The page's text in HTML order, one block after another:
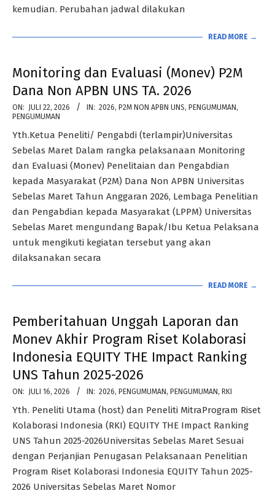
kemudian. Perubahan jadwal dilakukan
READ MORE →
Monitoring dan Evaluasi (Monev) P2M
Dana Non APBN UNS TA. 2026
2026-
07-
22
ON: JULI 22, 2026 IN: 2026, P2M NON APBN UNS, PENGUMUMAN ,
PENGUMUMAN
Yth.Ketua Peneliti/ Pengabdi (terlampir)Universitas
Sebelas Maret Dalam rangka pelaksanaan Monitoring
dan Evaluasi (Monev) Penelitaian dan Pengabdian
kepada Masyarakat (P2M) Dana Non APBN Universitas
Sebelas Maret Tahun Anggaran 2026, Lembaga Penelitian
dan Pengabdian kepada Masyarakat (LPPM) Universitas
Sebelas Maret mengundang Bapak/Ibu Ketua Pelaksana
untuk mengikuti kegiatan tersebut yang akan
dilaksanakan secara
READ MORE →
Pemberitahuan Unggah Laporan dan
Monev Akhir Program Riset Kolaborasi
Indonesia EQUITY THE Impact Ranking
UNS Tahun 2025-2026
2026-
07-
16
ON: JULI 16, 2026 IN: 2026, PENGUMUMAN , PENGUMUMAN , RKI
Yth. Peneliti Utama (host) dan Peneliti MitraProgram Riset
Kolaborasi Indonesia (RKI) EQUITY THE Impact Ranking
UNS Tahun 2025-2026Universitas Sebelas Maret Sesuai
dengan Perjanjian Penugasan Pelaksanaan Penelitian
Program Riset Kolaborasi Indonesia EQUITY Tahun 2025-
2026 Universitas Sebelas Maret Nomor